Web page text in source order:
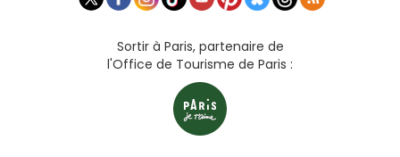
Sortir à Paris, partenaire de
l'Office de Tourisme de Paris :